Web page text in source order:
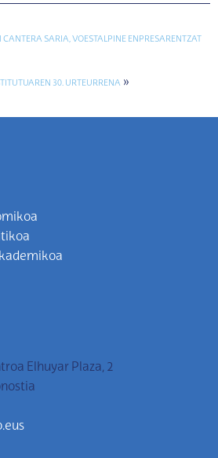
SARIA, VOESTALPINE ENPRESARENTZAT
30. URTEURRENA »
Elhuyar Plaza, 2